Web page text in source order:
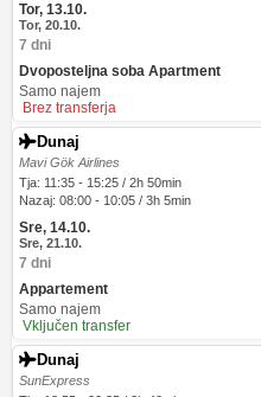
Tor, 13.10.
Tor, 20.10.
7 dni
Dvoposteljna soba Apartment
Samo najem
Brez transferja
Dunaj
Mavi Gök Airlines
Tja: 11:35 - 15:25 / 2h 50min
Nazaj: 08:00 - 10:05 / 3h 5min
Sre, 14.10.
Sre, 21.10.
7 dni
Appartement
Samo najem
Vključen transfer
Dunaj
SunExpress